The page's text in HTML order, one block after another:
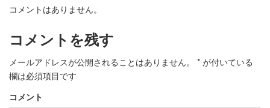
コメントはありません。
コメントを残す
メールアドレスが公開されることはありません。 * が付いている
欄は必須項目です
コメント